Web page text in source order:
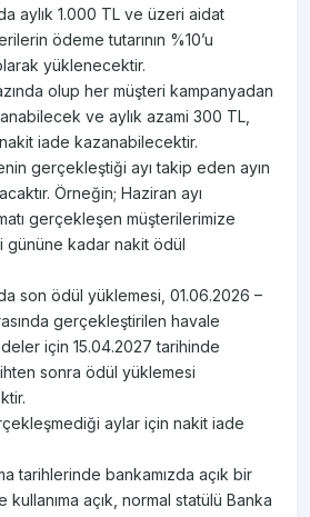
aylık 1.000 TL ve üzeri aidat
ödeme tutarının %10’u
yüklenecektir.
olup her müşteri kampanyadan
ve aylık azami 300 TL,
iade kazanabilecektir.
gerçekleştiği ayı takip eden ayın
Örneğin; Haziran ayı
gerçekleşen müşterilerimize
gününe kadar nakit ödül
son ödül yüklemesi, 01.06.2026 –
gerçekleştirilen havale
için 15.04.2027 tarihinde
sonra ödül yüklemesi
aylar için nakit iade
tarihlerinde bankamızda açık bir
kullanıma açık, normal statülü Banka